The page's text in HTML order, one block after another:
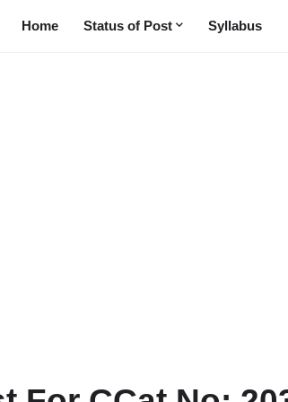
Home Status of Post Syllabus